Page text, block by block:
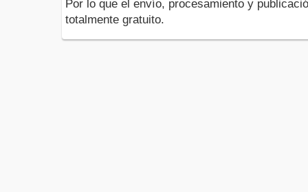
Por lo que el envío, procesamiento y
totalmente gratuito.